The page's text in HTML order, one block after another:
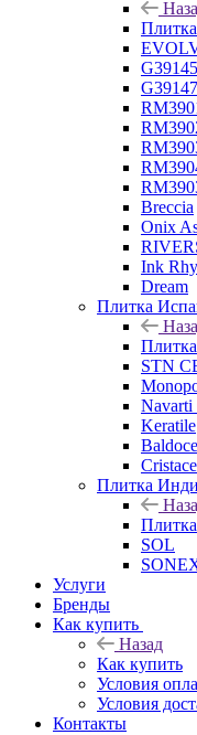
G39145
G39147
Breccia
Onix
Ink
Dream
Плитка
STN
Navarti
Keratile
Плитка
SOL
Услуги
Бренды
Как купить
Назад
Как купить
Условия
Условия
Контакты